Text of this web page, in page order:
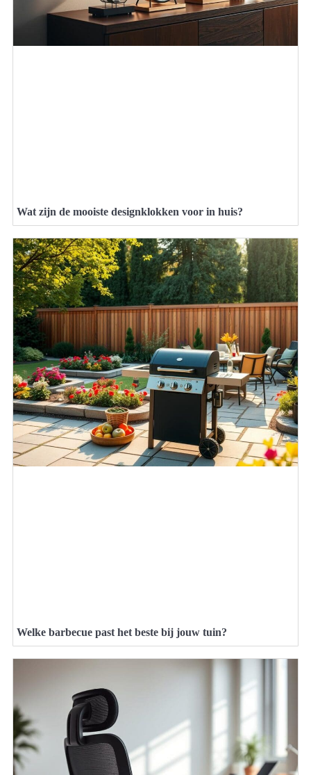
Wat zijn de mooiste designklokken voor in huis?
Welke barbecue past het beste bij jouw tuin?